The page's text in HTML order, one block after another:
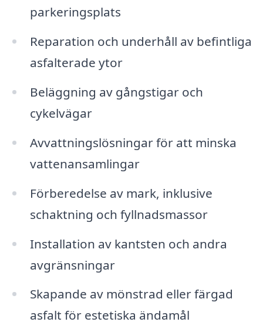
parkeringsplats
Reparation och underhåll av befintliga
asfalterade ytor
Beläggning av gångstigar och
cykelvägar
Avvattningslösningar för att minska
vattenansamlingar
Förberedelse av mark, inklusive
schaktning och fyllnadsmassor
Installation av kantsten och andra
avgränsningar
Skapande av mönstrad eller färgad
asfalt för estetiska ändamål